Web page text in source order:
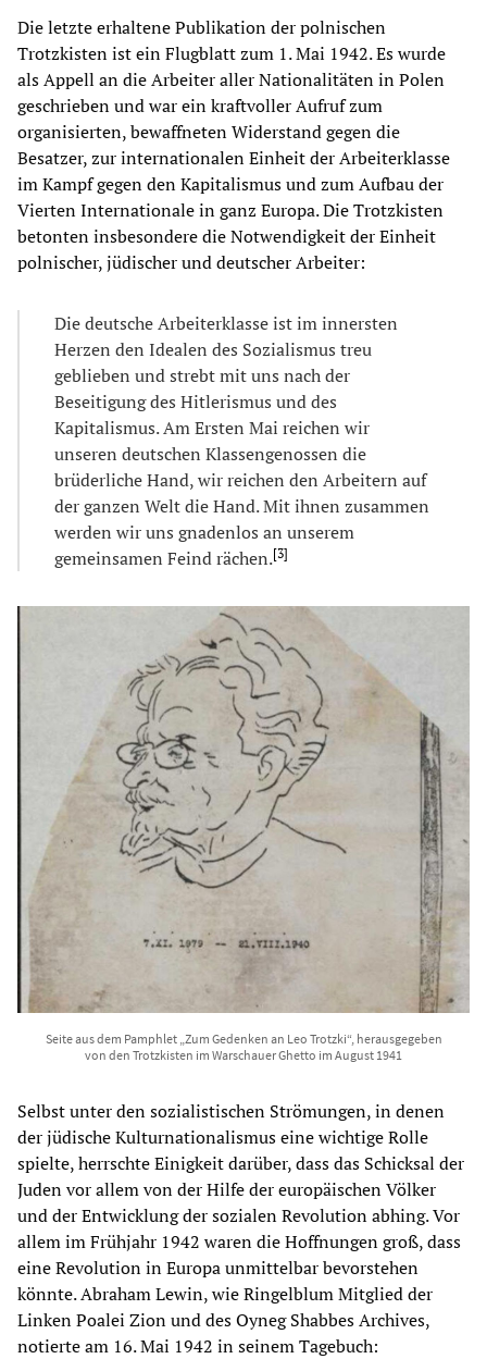
Die letzte erhaltene Publikation der polnischen
Trotzkisten ist ein Flugblatt zum 1. Mai 1942. Es wurde
als Appell an die Arbeiter aller Nationalitäten in Polen
geschrieben und war ein kraftvoller Aufruf zum
organisierten, bewaffneten Widerstand gegen die
Besatzer, zur internationalen Einheit der Arbeiterklasse
im Kampf gegen den Kapitalismus und zum Aufbau der
Vierten Internationale in ganz Europa. Die Trotzkisten
betonten insbesondere die Notwendigkeit der Einheit
polnischer, jüdischer und deutscher Arbeiter:
Die deutsche Arbeiterklasse ist im innersten
Herzen den Idealen des Sozialismus treu
geblieben und strebt mit uns nach der
Beseitigung des Hitlerismus und des
Kapitalismus. Am Ersten Mai reichen wir
unseren deutschen Klassengenossen die
brüderliche Hand, wir reichen den Arbeitern auf
der ganzen Welt die Hand. Mit ihnen zusammen
werden wir uns gnadenlos an unserem
gemeinsamen Feind rächen.[3]
Seite aus dem Pamphlet „Zum Gedenken an Leo Trotzki“, herausgegeben
von den Trotzkisten im Warschauer Ghetto im August 1941
Selbst unter den sozialistischen Strömungen, in denen
der jüdische Kulturnationalismus eine wichtige Rolle
spielte, herrschte Einigkeit darüber, dass das Schicksal der
Juden vor allem von der Hilfe der europäischen Völker
und der Entwicklung der sozialen Revolution abhing. Vor
allem im Frühjahr 1942 waren die Hoffnungen groß, dass
eine Revolution in Europa unmittelbar bevorstehen
könnte. Abraham Lewin, wie Ringelblum Mitglied der
Linken Poalei Zion und des Oyneg Shabbes Archives,
notierte am 16. Mai 1942 in seinem Tagebuch: